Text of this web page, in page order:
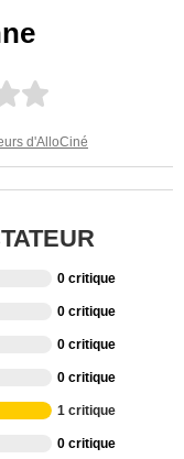
d'AlloCiné
0 critique
0 critique
0 critique
0 critique
1 critique
0 critique